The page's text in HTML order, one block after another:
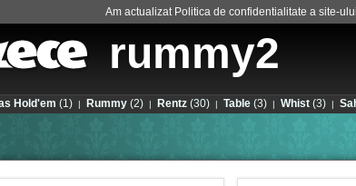
Am actualizat Politica de confidentialitate a site-
rummy2
Hold'em (1) | Rummy (2) | Rentz (30) | Table (3) | Whist (3) |